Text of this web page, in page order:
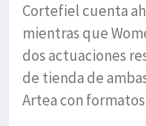
Cortefiel cuenta
mientras que
dos actuaciones
de tienda de
Artea con